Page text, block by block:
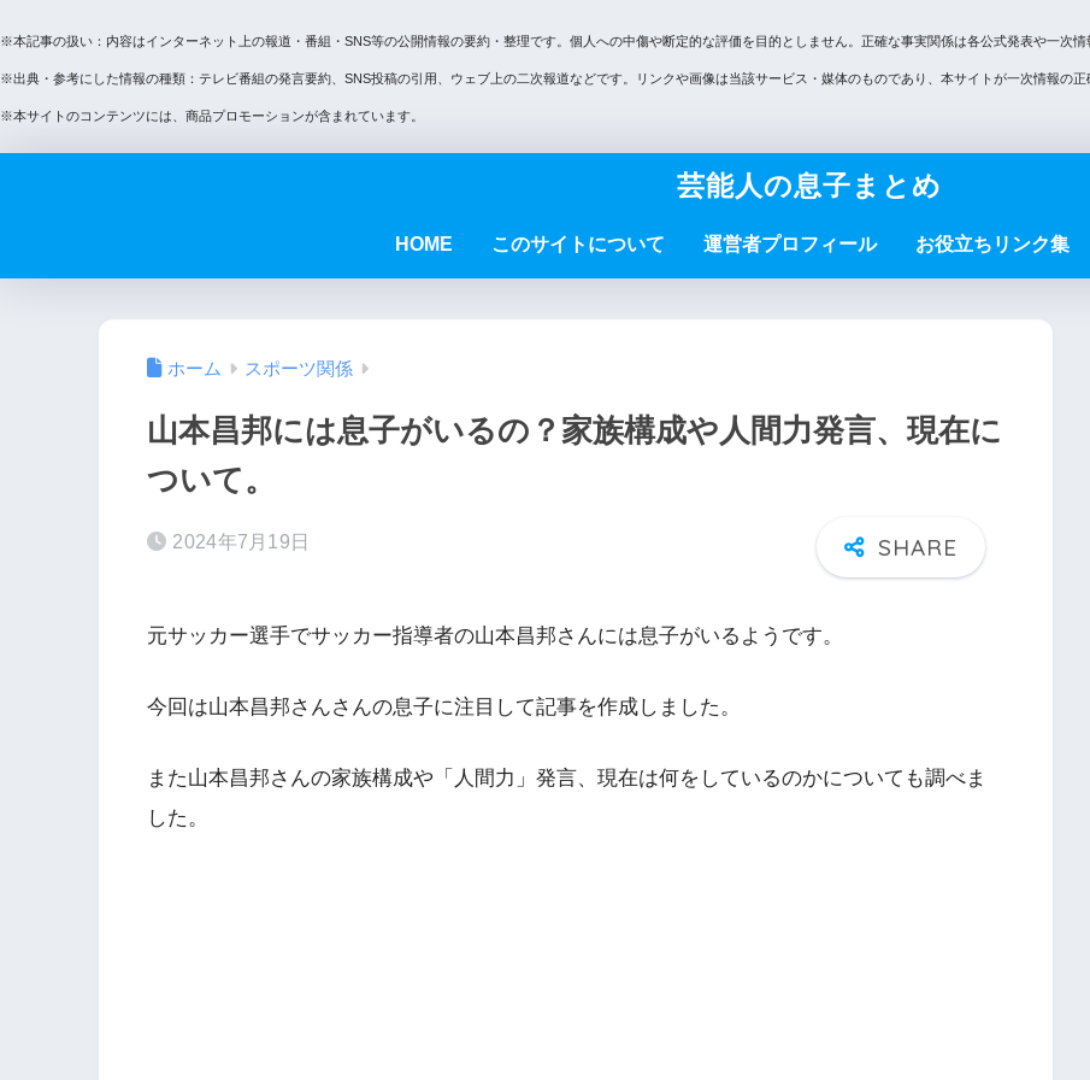
※本記事の扱い：内容はインターネット上の報道・番組・SNS等の公開情報の要約・整理です。個人への中傷や断定的な評価を目的としません。正確な事実関係は各公式発表や一次情
※出典・参考にした情報の種類：テレビ番組の発言要約、SNS投稿の引用、ウェブ上の二次報道などです。リンクや画像は当該サービス・媒体のものであり、本サイトが一次情報の正
※本サイトのコンテンツには、商品プロモーションが含まれています。
芸能人の息子まとめ
HOME このサイトについて 運営者プロフィール お役立ちリンク集
ホーム スポーツ関係
山本昌邦には息子がいるの？家族構成や人間力発言、現在に
ついて。
2024年7月19日
元サッカー選手でサッカー指導者の山本昌邦さんには息子がいるようです。
今回は山本昌邦さんさんの息子に注目して記事を作成しました。
また山本昌邦さんの家族構成や「人間力」発言、現在は何をしているのかについても調べま
した。